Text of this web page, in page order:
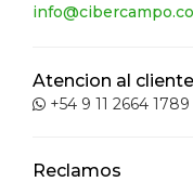
Atencion al cliente
+54 9 11 2664 1789
Reclamos